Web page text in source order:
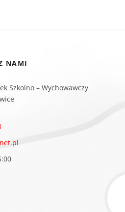
NAMI
Szkolno – Wychowawczy